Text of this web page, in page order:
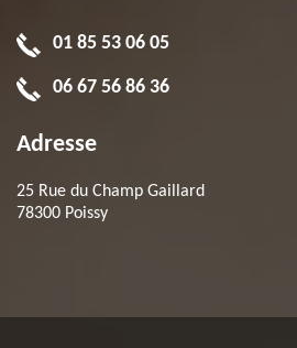
01 85 53 06 05
06 67 56 86 36
Adresse
25 Rue du Champ Gaillard
78300 Poissy